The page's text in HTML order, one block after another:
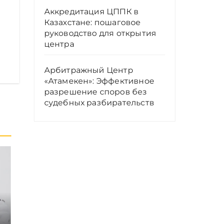
Аккредитация ЦППК в
Казахстане: пошаговое
руководство для открытия
центра
Арбитражный Центр
«Атамекен»: Эффективное
разрешение споров без
судебных разбирательств